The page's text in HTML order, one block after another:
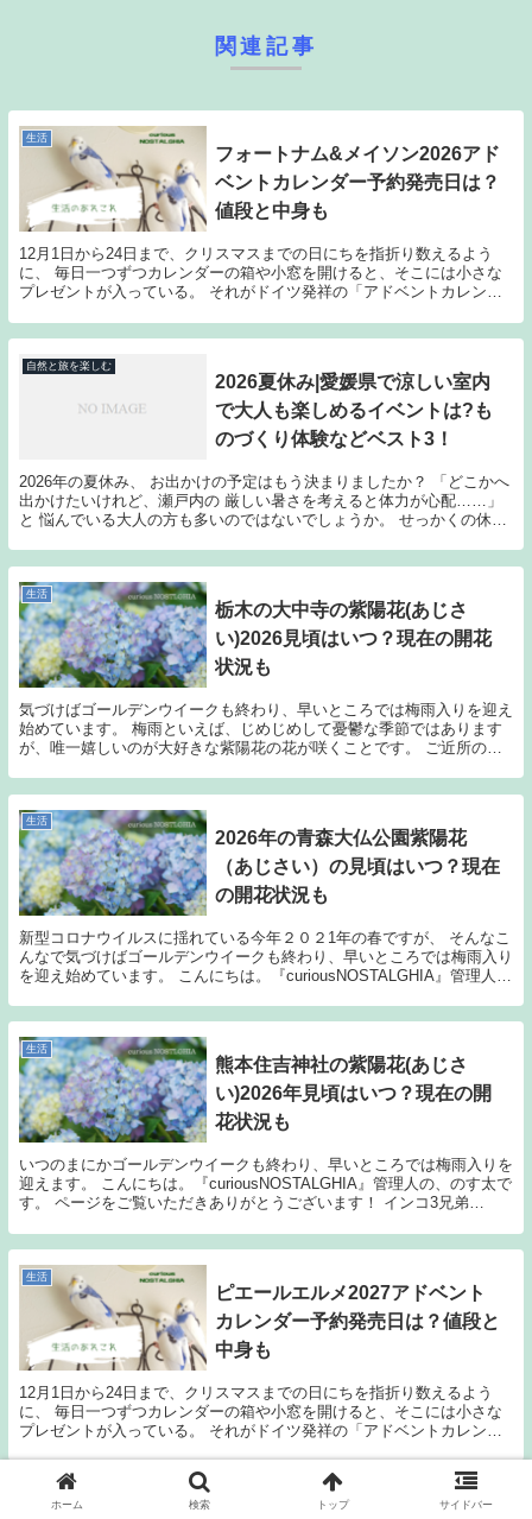
関連記事
生活
フォートナム&メイソン2026アド
ベントカレンダー予約発売日は？
値段と中身も
12月1日から24日まで、クリスマスまでの日にちを指折り数えるよう
に、 毎日一つずつカレンダーの箱や小窓を開けると、そこには小さな
プレゼントが入っている。 それがドイツ発祥の「アドベントカレンダ
自然と旅を楽しむ
2026夏休み|愛媛県で涼しい室内
で大人も楽しめるイベントは?も
のづくり体験などベスト3！
2026年の夏休み、 お出かけの予定はもう決まりましたか？ 「どこかへ
出かけたいけれど、瀬戸内の 厳しい暑さを考えると体力が心配……」
と 悩んでいる大人の方も多いのではないでしょうか。 せっかくの休日
生活
栃木の大中寺の紫陽花(あじさ
い)2026見頃はいつ？現在の開花
状況も
気づけばゴールデンウイークも終わり、早いところでは梅雨入りを迎え
始めています。 梅雨といえば、じめじめして憂鬱な季節ではあります
が、唯一嬉しいのが大好きな紫陽花の花が咲くことです。 ご近所の庭
生活
2026年の青森大仏公園紫陽花
（あじさい）の見頃はいつ？現在
の開花状況も
新型コロナウイルスに揺れている今年２０２1年の春ですが、 そんなこ
んなで気づけばゴールデンウイークも終わり、早いところでは梅雨入り
を迎え始めています。 こんにちは。『curiousNOSTALGHIA』管理人
生活
熊本住吉神社の紫陽花(あじさ
い)2026年見頃はいつ？現在の開
花状況も
いつのまにかゴールデンウイークも終わり、早いところでは梅雨入りを
迎えます。 こんにちは。『curiousNOSTALGHIA』管理人の、のす太で
す。 ページをご覧いただきありがとうございます！ インコ3兄弟
生活
ピエールエルメ2027アドベント
カレンダー予約発売日は？値段と
中身も
12月1日から24日まで、クリスマスまでの日にちを指折り数えるよう
に、 毎日一つずつカレンダーの箱や小窓を開けると、そこには小さな
プレゼントが入っている。 それがドイツ発祥の「アドベントカレンダ
ホーム 検索 トップ サイドバー